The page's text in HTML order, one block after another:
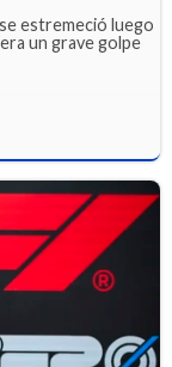
estremeció luego
un grave golpe